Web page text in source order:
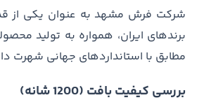
شرکت فرش مشهد به عنوان یکی از
برندهای ایران، همواره به تولید
مطابق با استانداردهای جهانی شهرت
بررسی کیفیت بافت (1200 شانه)